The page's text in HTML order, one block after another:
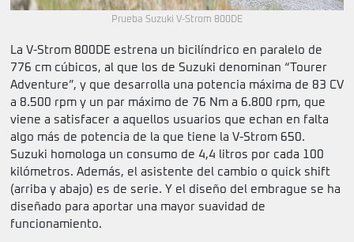
Prueba Suzuki V-Strom 800DE
La V-Strom 800DE estrena un bicilíndrico en paralelo de
776 cm cúbicos, al que los de Suzuki denominan “Tourer
Adventure”, y que desarrolla una potencia máxima de 83 CV
a 8.500 rpm y un par máximo de 76 Nm a 6.800 rpm, que
viene a satisfacer a aquellos usuarios que echan en falta
algo más de potencia de la que tiene la V-Strom 650.
Suzuki homologa un consumo de 4,4 litros por cada 100
kilómetros. Además, el asistente del cambio o quick shift
(arriba y abajo) es de serie. Y el diseño del embrague se ha
diseñado para aportar una mayor suavidad de
funcionamiento.